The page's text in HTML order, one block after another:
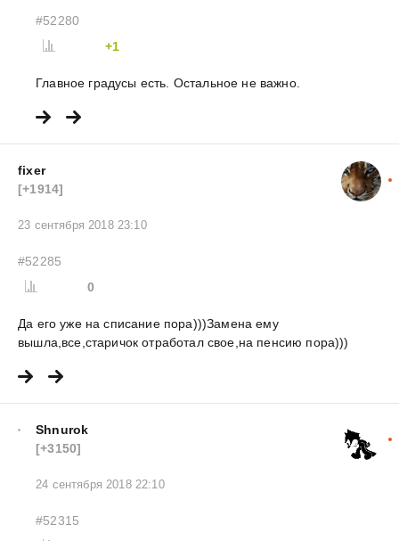
#52280
+1
Главное градусы есть. Остальное не важно.
fixer
[+1914]
23 сентября 2018 23:10
#52285
0
Да его уже на списание пора)))Замена ему
вышла,все,старичок отработал свое,на пенсию пора)))
Shnurok
[+3150]
24 сентября 2018 22:10
#52315